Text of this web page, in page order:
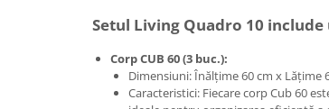
Setul Living Quadro 10
Corp CUB 60 (3 buc.):
Dimensiuni: Înălțime 60 cm x Lățime
Caracteristici: Fiecare corp Cub 60